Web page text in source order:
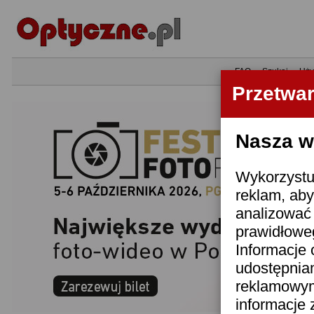
Nasza
reklam,
Informacje
informacje
•FAQ•Szukaj•